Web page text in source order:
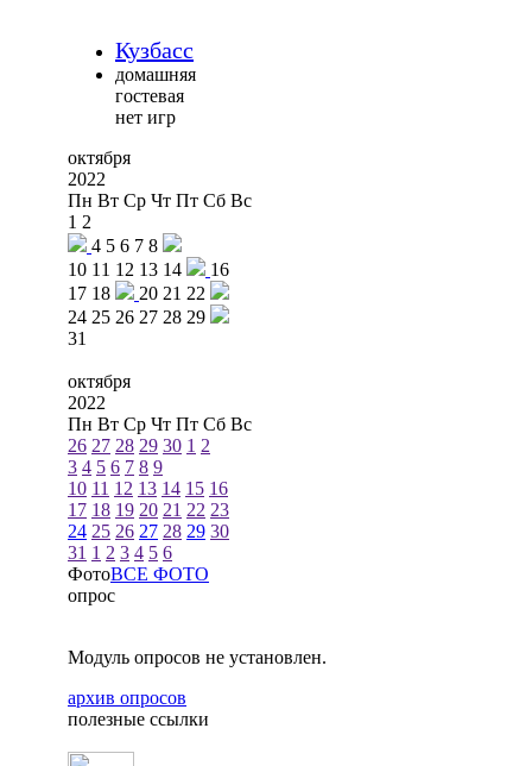
Кузбасс
домашняя
гостевая
нет игр
октября
2022
Пн Вт Ср Чт Пт Сб Вс
1 2
4 5 6 7 8
10 11 12 13 14
16
17 18 20 21 22
24 25 26 27 28 29
31
октября
2022
Пн Вт Ср Чт Пт Сб Вс
26 27 28 29 30 1 2
3 4 5 6 7 8 9
10 11 12 13 14 15 16
17 18 19 20 21 22 23
24 25 26 27 28 29 30
31 1 2 3 4 5 6
ФотоВСЕ ФОТО
опрос
Модуль опросов не установлен.
архив опросов
полезные ссылки